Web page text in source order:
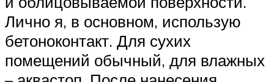
Лично я, в основном, использую
бетоноконтакт. Для сухих
помещений обычный, для влажных